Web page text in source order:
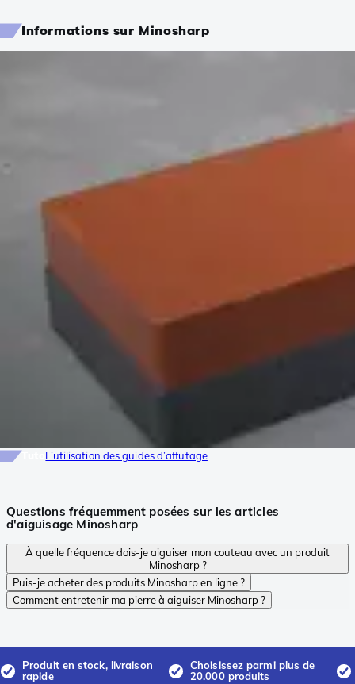
Informations sur Minosharp
Tuto L’utilisation des guides d’affutage
Questions fréquemment posées sur les articles
d'aiguisage Minosharp
À quelle fréquence dois-je aiguiser mon couteau avec un produit
Minosharp ?
Puis-je acheter des produits Minosharp en ligne ?
Comment entretenir ma pierre à aiguiser Minosharp ?
Produit en stock, livraison
rapide
Choisissez parmi plus de
20.000 produits